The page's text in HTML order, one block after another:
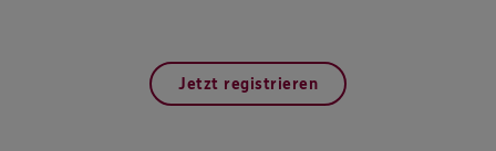
Jetzt registrieren